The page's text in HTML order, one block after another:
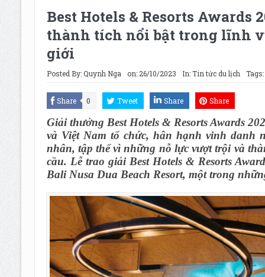
Best Hotels & Resorts
thành tích nổi bật trong lĩnh
giới
Posted By:Quynh Nga on: 26/10/2023 In:Tin tức du lịch Tags:
Share 0 Tweet Share Share
Giải thưởng Best Hotels & Resorts Awards
và Việt Nam tổ chức, hân hạnh vinh danh
nhân, tập thể vì những nỗ lực vượt trội và
cầu. Lễ trao giải Best Hotels & Resorts
Bali Nusa Dua Beach Resort, một trong